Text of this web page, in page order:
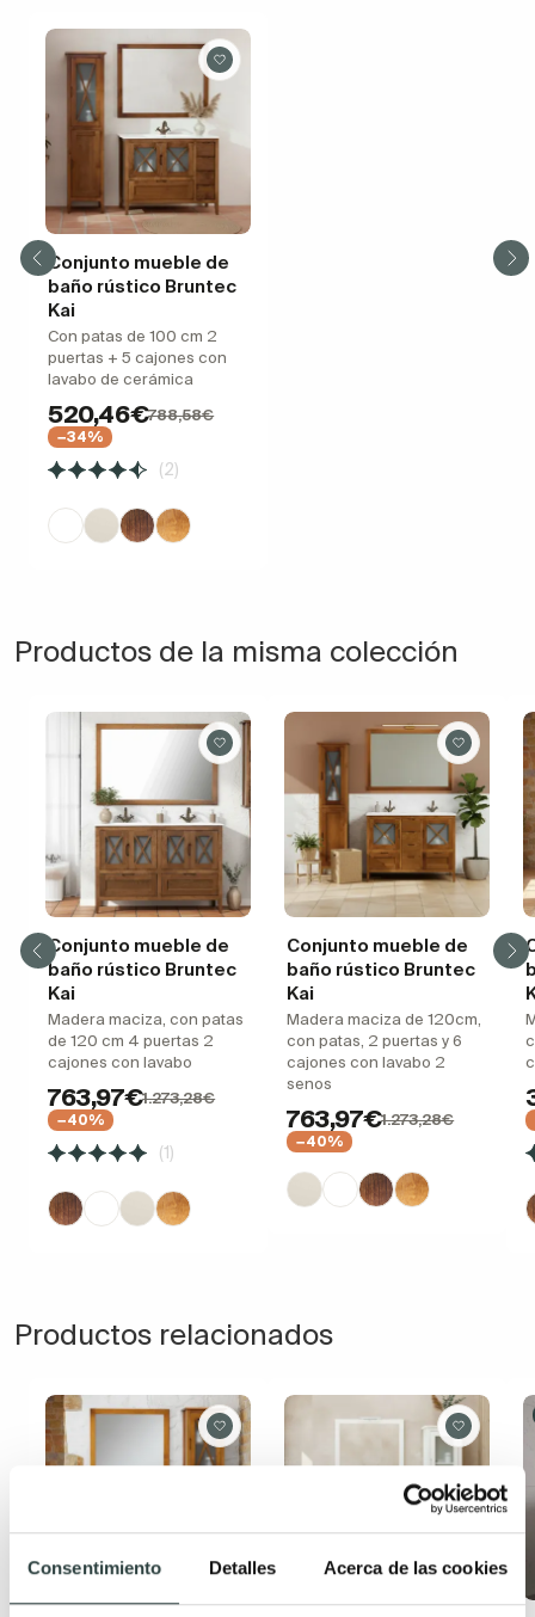
Consentimiento Detalles Acerca de las cookies
Conjunto mueble de
baño rústico Bruntec
Kai
Con patas de 100 cm 2
puertas + 5 cajones con
lavabo de cerámica
520,46€788,58€
−34%
(2)
Productos de la misma colección
Conjunto mueble de
baño rústico Bruntec
Kai
Madera maciza, con patas
de 120 cm 4 puertas 2
cajones con lavabo
763,97€1.273,28€
−40%
(1)
Conjunto mueble de
baño rústico Bruntec
Kai
Madera maciza de 120cm,
con patas, 2 puertas y 6
cajones con lavabo 2
senos
763,97€1.273,28€
−40%
Productos relacionados